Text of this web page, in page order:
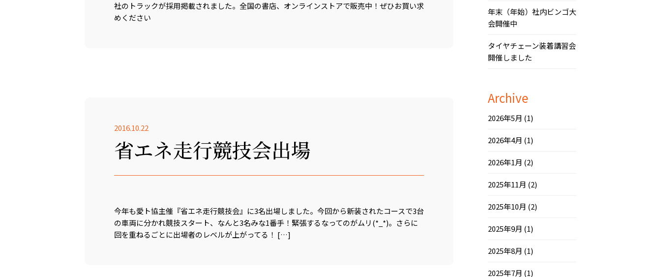
社のトラックが採用掲載されました。全国の書店、オンラインストアで販売中！ぜひお買い求
めください
2016.10.22
省エネ走行競技会出場
今年も愛ト協主催『省エネ走行競技会』に3名出場しました。今回から新装されたコースで3台
の車両に分かれ競技スタート、なんと3名みな1番手！緊張するなってのがムリ(*_*)。さらに
回を重ねるごとに出場者のレベルが上がってる！ […]
年末（年始）社内ビンゴ大
会開催中
タイヤチェーン装着講習会
開催しました
Archive
2026年5月 (1)
2026年4月 (1)
2026年1月 (2)
2025年11月 (2)
2025年10月 (2)
2025年9月 (1)
2025年8月 (1)
2025年7月 (1)